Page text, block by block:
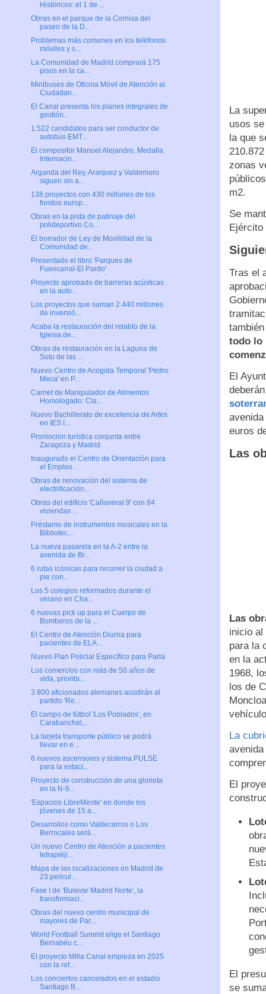
La
usos
la que
zonas
m2.
Se
Tras el
todo lo
El
euros
Las
Las
inicio al
para la
en la
1968,
los de
La
El
El
se
Históricos: el 1 de ...
Obras en el parque de la Cornisa del
paseo de la D...
Problemas más comunes en los teléfonos
móviles y s...
La Comunidad de Madrid comprará 175
pisos en la ca...
Minibuses de Oficina Móvil de Atención al
Ciudadan...
El Canal presenta los planes integrales de
gestión...
1.522 candidatos para ser conductor de
autobús EMT...
El compositor Manuel Alejandro, Medalla
Internacio...
Arganda del Rey, Aranjuez y Valdemoro
siguen sin a...
138 proyectos con 430 millones de los
fondos europ...
Obras en la pista de patinaje del
polideportivo Co...
El borrador de Ley de Movilidad de la
Comunidad de...
Presentado el libro 'Parques de
Fuencarral-El Pardo'
Proyecto aprobado de barreras acústicas
en la auto...
Los proyectos que suman 2.440 millones
de inversió...
Acaba la restauración del retablo de la
Iglesia de...
Obras de restauración en la Laguna de
Soto de las ...
Nuevo Centro de Acogida Temporal 'Pedro
Meca' en P...
Carnet de Manipulador de Alimentos
Homologado: Cla...
Nuevo Bachillerato de excelencia de Artes
en IES I...
Promoción turística conjunta entre
Zaragoza y Madrid
Inaugurado el Centro de Orientación para
el Empleo...
Obras de renovación del sistema de
electrificación...
Obras del edificio 'Cañaveral 9' con 84
viviendas ...
Préstamo de instrumentos musicales en la
Bibliotec...
La nueva pasarela en la A-2 entre la
avenida de Br...
6 rutas icónicas para recorrer la ciudad a
pie con...
Los 5 colegios reformados durante el
verano en Cha...
6 nuevas pick up para el Cuerpo de
Bomberos de la ...
El Centro de Atención Diurna para
pacientes de ELA...
Nuevo Plan Policial Específico para Parla
Los comercios con más de 50 años de
vida, priorita...
3.800 aficionados alemanes acudirán al
partido 'Re...
El campo de fútbol 'Los Poblados', en
Carabanchel,...
La tarjeta transporte público se podrá
llevar en e...
6 nuevos ascensores y sistema PULSE
para la estaci...
Proyecto de construcción de una glorieta
en la N-6...
'Espacios LibreMente' en donde los
jóvenes de 15 a...
Desarrollos como Valdecarros o Los
Berrocales será...
Un nuevo Centro de Atención a pacientes
tetrapléji...
Mapa de las localizaciones en Madrid de
23 películ...
Fase I de 'Bulevar Madrid Norte', la
transformaci...
Obras del nuevo centro municipal de
mayores de Par...
World Football Summit elige el Santiago
Bernabéu c...
El proyecto Milla Canal empieza en 2025
con la ref...
Los conciertos cancelados en el estadio
Santiago B...